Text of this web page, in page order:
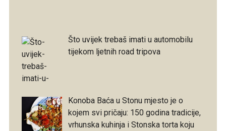
Što uvijek trebaš imati u automobilu
tijekom ljetnih road tripova
Konoba Baća u Stonu mjesto je o
kojem svi pričaju: 150 godina tradicije,
vrhunska kuhinja i Stonska torta koju